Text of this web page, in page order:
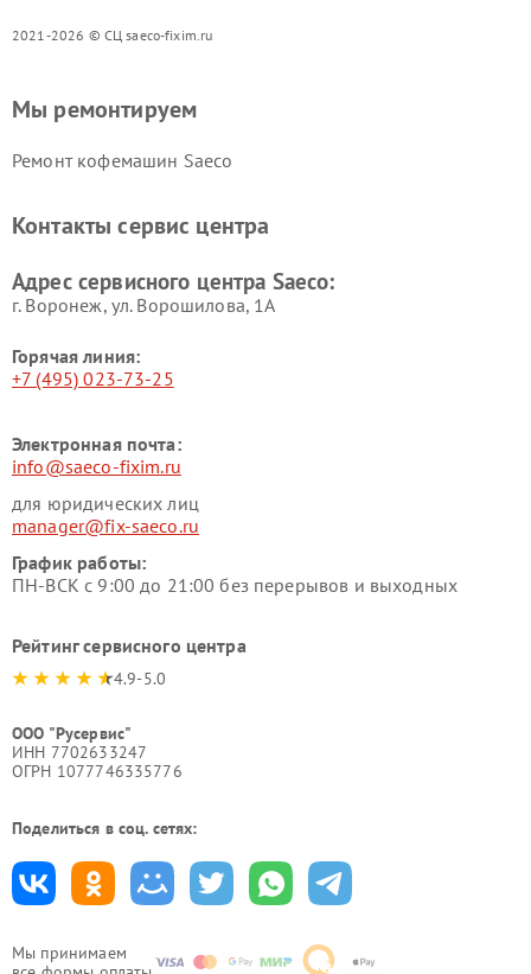
2021-2026 © СЦ saeco-fixim.ru
Мы принимаем
Мы ремонтируем
Ремонт кофемашин Saeco
Контакты сервис центра
Адрес сервисного центра Saeco:
г. Воронеж, ул. Ворошилова, 1А
Горячая линия:
+7 (495) 023-73-25
Электронная почта:
info@saeco-fixim.ru
для юридических лиц
manager@fix-saeco.ru
График работы:
ПН-ВСК с 9:00 до 21:00 без перерывов и выходных
Рейтинг сервисного центра
4.9-5.0
ООО "Русервис"
ИНН 7702633247
ОГРН 1077746335776
Поделиться в соц. сетях: